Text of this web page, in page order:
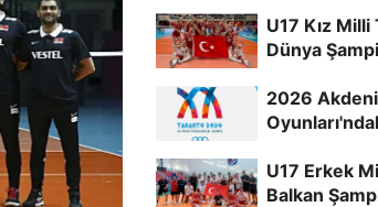
U17 Kız Milli
Dünya
2026
U17 Erkek
Balkan